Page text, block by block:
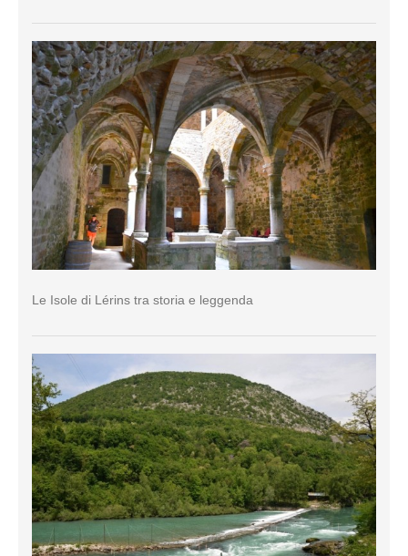
Le Isole di Lérins tra storia e leggenda